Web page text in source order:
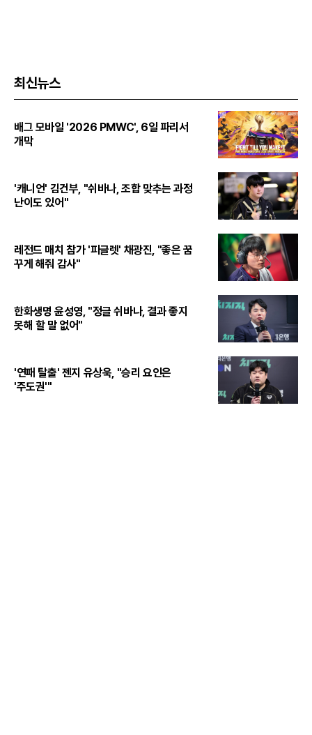
최신뉴스
배그 모바일 '2026 PMWC', 6일 파리서
개막
'캐니언' 김건부, "쉬바나, 조합 맞추는 과정
난이도 있어"
레전드 매치 참가 '피글렛' 채광진, "좋은 꿈
꾸게 해줘 감사"
한화생명 윤성영, "정글 쉬바나, 결과 좋지
못해 할 말 없어"
'연패 탈출' 젠지 유상욱, "승리 요인은
'주도권'"